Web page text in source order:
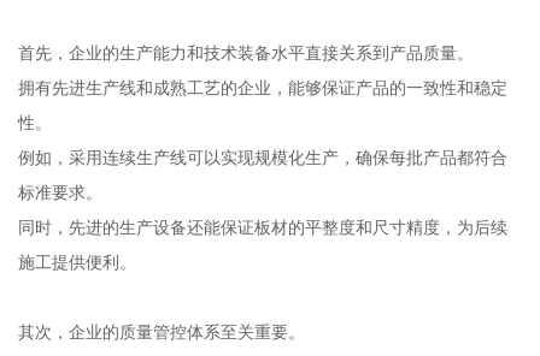
首先，企业的生产能力和技术装备水平直接关系到产品质量。
拥有先进生产线和成熟工艺的企业，能够保证产品的一致性和稳定
性。
例如，采用连续生产线可以实现规模化生产，确保每批产品都符合
标准要求。
同时，先进的生产设备还能保证板材的平整度和尺寸精度，为后续
施工提供便利。
其次，企业的质量管控体系至关重要。